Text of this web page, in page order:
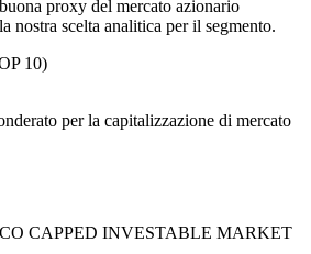
proxy del mercato azionario
nostra scelta analitica per il segmento.
10)
per la capitalizzazione di mercato
CAPPED INVESTABLE MARKET